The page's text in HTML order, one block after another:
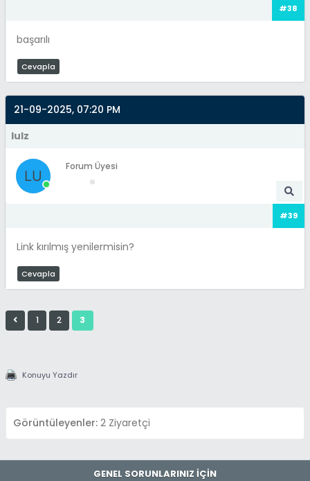
#38
başarılı
Cevapla
21-09-2025, 07:20 PM
lulz
Forum Üyesi
#39
Link kırılmış yenilermisin?
Cevapla
1 2 3
Konuyu Yazdır
Görüntüleyenler: 2 Ziyaretçi
GENEL SORUNLARINIZ İÇİN